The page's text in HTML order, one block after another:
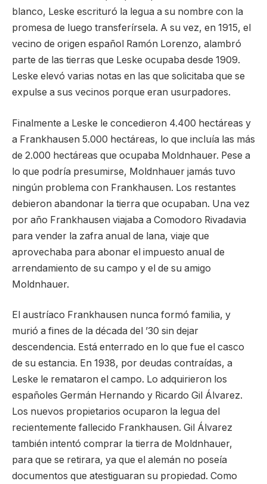
blanco, Leske escrituró la legua a su nombre con la
promesa de luego transferírsela. A su vez, en 1915, el
vecino de origen español Ramón Lorenzo, alambró
parte de las tierras que Leske ocupaba desde 1909.
Leske elevó varias notas en las que solicitaba que se
expulse a sus vecinos porque eran usurpadores.
Finalmente a Leske le concedieron 4.400 hectáreas y
a Frankhausen 5.000 hectáreas, lo que incluía las más
de 2.000 hectáreas que ocupaba Moldnhauer. Pese a
lo que podría presumirse, Moldnhauer jamás tuvo
ningún problema con Frankhausen. Los restantes
debieron abandonar la tierra que ocupaban. Una vez
por año Frankhausen viajaba a Comodoro Rivadavia
para vender la zafra anual de lana, viaje que
aprovechaba para abonar el impuesto anual de
arrendamiento de su campo y el de su amigo
Moldnhauer.
El austríaco Frankhausen nunca formó familia, y
murió a fines de la década del ’30 sin dejar
descendencia. Está enterrado en lo que fue el casco
de su estancia. En 1938, por deudas contraídas, a
Leske le remataron el campo. Lo adquirieron los
españoles Germán Hernando y Ricardo Gil Álvarez.
Los nuevos propietarios ocuparon la legua del
recientemente fallecido Frankhausen. Gil Álvarez
también intentó comprar la tierra de Moldnhauer,
para que se retirara, ya que el alemán no poseía
documentos que atestiguaran su propiedad. Como